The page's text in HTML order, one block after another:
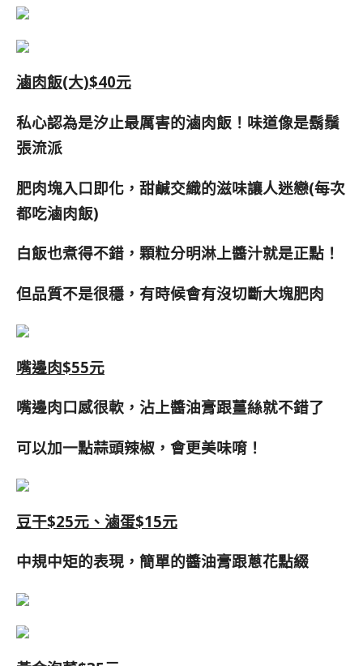
滷肉飯(大)$40元
私心認為是汐止最厲害的滷肉飯！味道像是鬍鬚
張流派
肥肉塊入口即化，甜鹹交織的滋味讓人迷戀(每次
都吃滷肉飯)
白飯也煮得不錯，顆粒分明淋上醬汁就是正點！
但品質不是很穩，有時候會有沒切斷大塊肥肉
嘴邊肉$55元
嘴邊肉口感很軟，沾上醬油膏跟薑絲就不錯了
可以加一點蒜頭辣椒，會更美味唷！
豆干$25元、滷蛋$15元
中規中矩的表現，簡單的醬油膏跟蔥花點綴